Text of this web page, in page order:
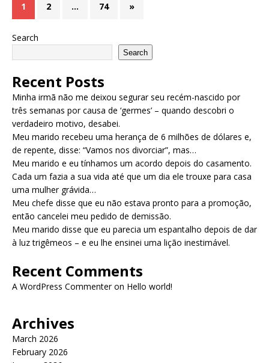
1 2 … 74 »
Search
Search
Recent Posts
Minha irmã não me deixou segurar seu recém-nascido por
três semanas por causa de ‘germes’ – quando descobri o
verdadeiro motivo, desabei.
Meu marido recebeu uma herança de 6 milhões de dólares e,
de repente, disse: “Vamos nos divorciar”, mas…
Meu marido e eu tínhamos um acordo depois do casamento.
Cada um fazia a sua vida até que um dia ele trouxe para casa
uma mulher grávida…
Meu chefe disse que eu não estava pronto para a promoção,
então cancelei meu pedido de demissão.
Meu marido disse que eu parecia um espantalho depois de dar
à luz trigêmeos – e eu lhe ensinei uma lição inestimável.
Recent Comments
A WordPress Commenteron Hello world!
Archives
March 2026
February 2026